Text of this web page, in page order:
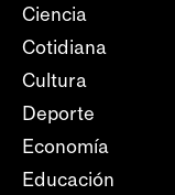
Ciencia
Cotidiana
Cultura
Deporte
Economía
Educación